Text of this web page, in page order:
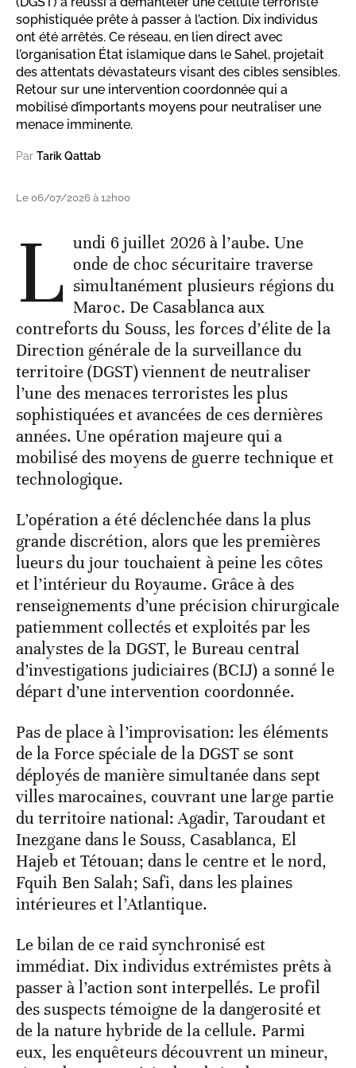
sophistiquée prête à passer à l’action. Dix individus
ont été arrêtés. Ce réseau, en lien direct avec
l’organisation État islamique dans le Sahel, projetait
des attentats dévastateurs visant des cibles sensibles.
Retour sur une intervention coordonnée qui a
mobilisé d’importants moyens pour neutraliser une
menace imminente.
Par Tarik Qattab
Le 06/07/2026 à 12h00
L undi 6 juillet 2026 à l’aube. Une
onde de choc sécuritaire traverse
simultanément plusieurs régions du
Maroc. De Casablanca aux
contreforts du Souss, les forces d’élite de la
Direction générale de la surveillance du
territoire (DGST) viennent de neutraliser
l’une des menaces terroristes les plus
sophistiquées et avancées de ces dernières
années. Une opération majeure qui a
mobilisé des moyens de guerre technique et
technologique.
L’opération a été déclenchée dans la plus
grande discrétion, alors que les premières
lueurs du jour touchaient à peine les côtes
et l’intérieur du Royaume. Grâce à des
renseignements d’une précision chirurgicale
patiemment collectés et exploités par les
analystes de la DGST, le Bureau central
d’investigations judiciaires (BCIJ) a sonné le
départ d’une intervention coordonnée.
Pas de place à l’improvisation: les éléments
de la Force spéciale de la DGST se sont
déployés de manière simultanée dans sept
villes marocaines, couvrant une large partie
du territoire national: Agadir, Taroudant et
Inezgane dans le Souss, Casablanca, El
Hajeb et Tétouan; dans le centre et le nord,
Fquih Ben Salah; Safi, dans les plaines
intérieures et l’Atlantique.
Le bilan de ce raid synchronisé est
immédiat. Dix individus extrémistes prêts à
passer à l’action sont interpellés. Le profil
des suspects témoigne de la dangerosité et
de la nature hybride de la cellule. Parmi
eux, les enquêteurs découvrent un mineur,